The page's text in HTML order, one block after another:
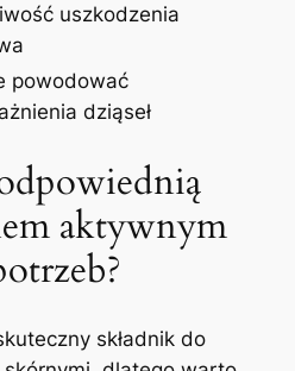
uszkodzenia
powodować
dziąseł
aktywnym
składnik do